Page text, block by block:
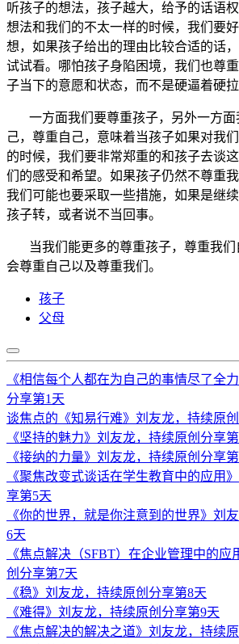
听孩子的想法，孩子越大，给予的话语
想法和我们的不太一样的时候，我们要
想，如果孩子给出的理由比较合适的话
试试看。哪怕孩子身陷困境，我们也尊
子当下的意愿和状态，而不是硬逼着硬
一方面我们要尊重孩子，另外一方面
己，尊重自己，意味着当孩子如果对我
的时候，我们要非常郑重的和孩子去谈
们的感受和希望。如果孩子仍然不尊重
我们可能也要采取一些措施，如果是继
孩子转，或者说不当回事。
当我们能更多的尊重孩子，尊重我们
会尊重自己以及尊重我们。
孩子
父母
《相信每个人都在为自己的事情尽了全
分享第1天
谈焦点的《知易行难》刘友龙，持续原
《坚持的魅力》刘友龙，持续原创分享
《接纳的力量》刘友龙，持续原创分享
《聚焦改变式谈话在学生教育中的应用
享第5天
《你的世界，就是你注意到的世界》刘
6天
《焦点解决（SFBT）在企业管理中的应
创分享第7天
《稳》刘友龙，持续原创分享第8天
《难得》刘友龙，持续原创分享第9天
《焦点解决的解决之道》刘友龙，持续